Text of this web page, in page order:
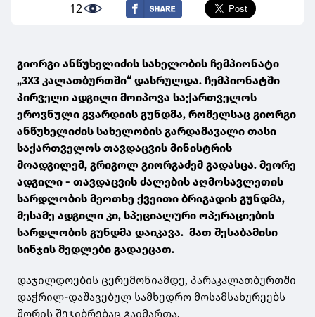
12
გიორგი ანწუხელიძის სახელობის ჩემპიონატი
„3X3 კალათბურთში“ დასრულდა. ჩემპიონატში
პირველი ადგილი მოიპოვა საქართველოს
ეროვნული გვარდიის გუნდმა, რომელსაც გიორგი
ანწუხელიძის სახელობის გარდამავალი თასი
საქართველოს თავდაცვის მინისტრის
მოადგილემ, გრიგოლ გიორგაძემ გადასცა. მეორე
ადგილი - თავდაცვის ძალების აღმოსავლეთის
სარდლობის მეოთხე ქვეითი ბრიგადის გუნდმა,
მესამე ადგილი კი, სპეციალური ოპერაციების
სარდლობის გუნდმა დაიკავა. მათ შესაბამისი
სინჯის მედლები გადაეცათ.
დაჯილდოების ცერემონიამდე, პარაკალათბურთში
დაჭრილ-დაშავებულ სამხედრო მოსამსახურეებს
შორის შეჯიბრებაც გაიმართა.